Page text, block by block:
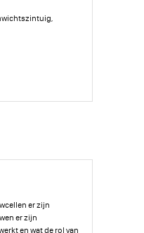
er zijn
er zijn
en wat de rol van